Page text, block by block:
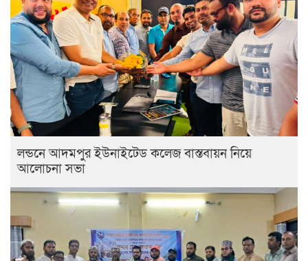
লন্ডনে আদমপুর ইউনাইটেড কলেজ বাস্তবায়ন নিয়ে
আলোচনা সভা